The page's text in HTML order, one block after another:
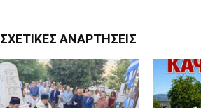
ΣΧΕΤΙΚΈΣ ΑΝΑΡΤΉΣΕΙΣ